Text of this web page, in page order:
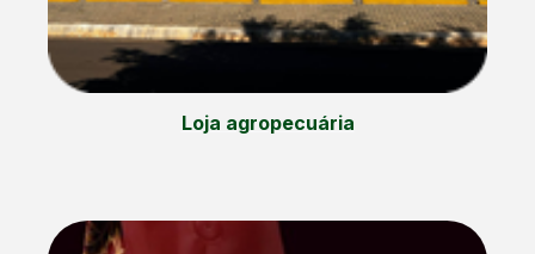
Loja agropecuária